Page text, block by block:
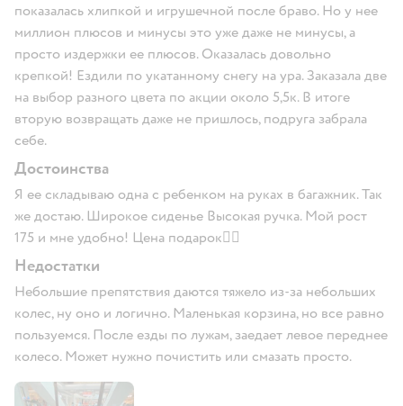
показалась хлипкой и игрушечной после браво. Но у нее
миллион плюсов и минусы это уже даже не минусы, а
просто издержки ее плюсов. Оказалась довольно
крепкой! Ездили по укатанному снегу на ура. Заказала две
на выбор разного цвета по акции около 5,5к. В итоге
вторую возвращать даже не пришлось, подруга забрала
себе.
Достоинства
Я ее складываю одна с ребенком на руках в багажник. Так
же достаю. Широкое сиденье Высокая ручка. Мой рост
175 и мне удобно! Цена подарок👍🏻
Недостатки
Небольшие препятствия даются тяжело из-за небольших
колес, ну оно и логично. Маленькая корзина, но все равно
пользуемся. После езды по лужам, заедает левое переднее
колесо. Может нужно почистить или смазать просто.